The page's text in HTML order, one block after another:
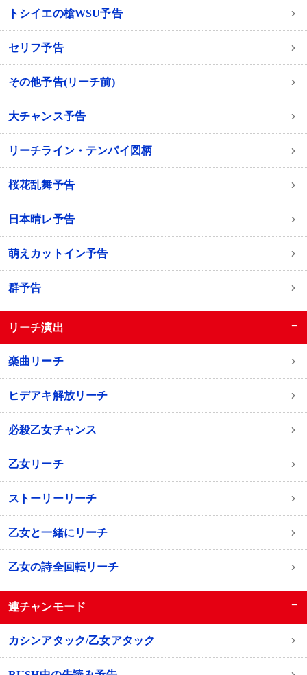
トシイエの槍WSU予告
セリフ予告
その他予告(リーチ前)
大チャンス予告
リーチライン・テンパイ図柄
桜花乱舞予告
日本晴レ予告
萌えカットイン予告
群予告
リーチ演出 −
楽曲リーチ
ヒデアキ解放リーチ
必殺乙女チャンス
乙女リーチ
ストーリーリーチ
乙女と一緒にリーチ
乙女の詩全回転リーチ
連チャンモード −
カシンアタック/乙女アタック